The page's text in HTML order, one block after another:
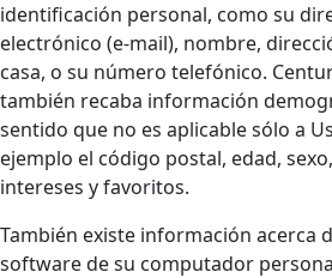
identificación personal, como su
electrónico (e-mail), nombre,
casa, o su número telefónico.
también recaba información
sentido que no es aplicable sólo a
ejemplo el código postal, edad,
intereses y favoritos.
También existe información acerca
software de su computador